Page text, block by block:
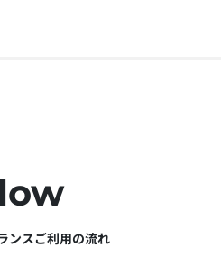
ンスご利用の流れ